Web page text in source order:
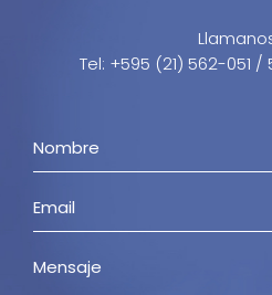
Tel: +595 (21) 562-051